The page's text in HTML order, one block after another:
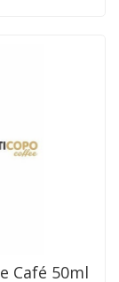
Café 50ml